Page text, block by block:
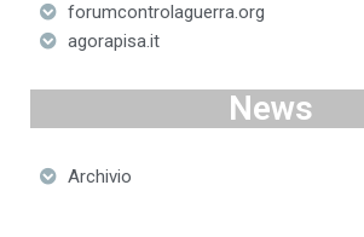
forumcontrolaguerra.org
agorapisa.it
News
Archivio